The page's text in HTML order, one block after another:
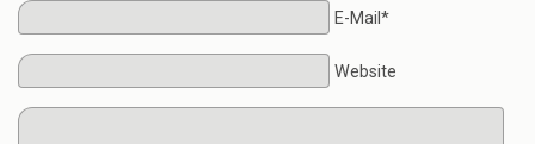
E-Mail*
Website